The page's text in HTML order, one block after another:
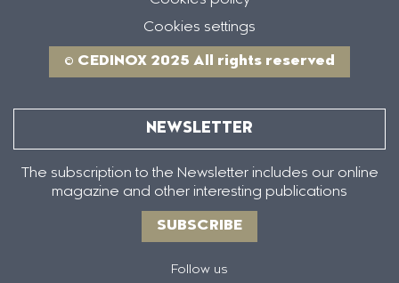
Cookies settings
© CEDINOX 2025 All rights reserved
NEWSLETTER
The subscription to the Newsletter includes our online
magazine and other interesting publications
SUBSCRIBE
Follow us